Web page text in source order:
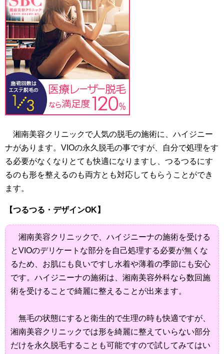
湘南美容クリニックで人気の脱毛の施術に、ハイジニー
ナがあります。VIOの永久脱毛の事ですが、自分で処理をす
る必要がなくなりとても快適になりますし、つるつるにす
るのも形を整えるのも両方とも対応してもらうことができ
ます。
【つるつる・デザインOK】
湘南美容クリニックで、ハイジニーナの施術を受ける
とVIOのデリケートな部分を自己処理する必要が無くな
るため、お肌にも良いですし水着や薄着の季節にも安心
です。ハイジニーナの施術は、湘南美容外科なら数回施
術を受けることで綺麗に整えることが出来ます。
無毛の状態にすると衛生的で生理の時も快適ですが、
湘南美容クリニックでは形を綺麗に整えていらない部分
だけを永久脱毛することも可能ですので試してみてはい